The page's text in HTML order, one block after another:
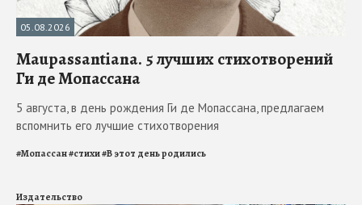
05.08.2026
Maupassantiana. 5 лучших стихотворений
Ги де Мопассана
5 августа, в день рождения Ги де Мопассана, предлагаем
вспомнить его лучшие стихотворения
#Мопассан#стихи#В этот день родились
Издательство